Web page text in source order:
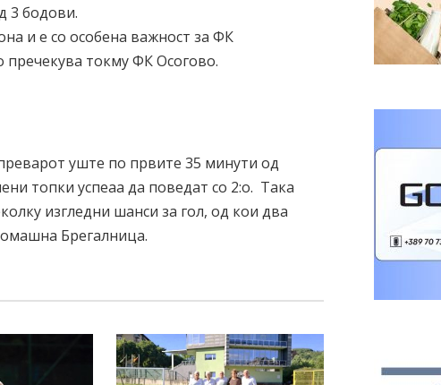
3 бодови.
и е со особена важност за ФК
токму ФК Осогово.
уште по првите 35 минути од
топки успеаа да поведат со 2:о. Така
изгледни шанси за гол, од кои два
Брегалница.